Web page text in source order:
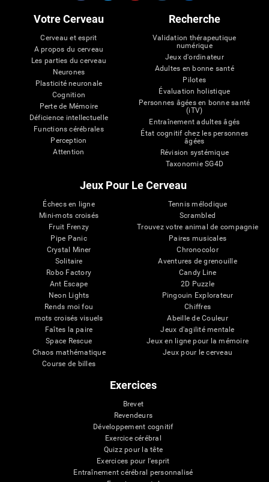
Votre Cerveau
Cerveau et esprit
A propos du cerveau
Les parties du cerveau
Neurones
Plasticité neuronale
Cognition
Perte de Mémoire
Déficience intellectuelle
Functions cérébrales
Perception
Attention
Recherche
Validation thérapeutique
numérique
Jeux d'ordinateur
Adultes en bonne santé
Pilotes
Évaluation holistique
Personnes âgées en bonne santé
(iTV)
Entraînement adultes âgés
État cognitif chez les personnes
âgées
Révision systémique
Taxonomie SG4D
Jeux Pour Le Cerveau
Échecs en ligne
Mini-mots croisés
Fruit Frenzy
Pipe Panic
Crystal Miner
Solitaire
Robo Factory
Ant Escape
Neon Lights
Rends moi fou
mots croisés visuels
Faîtes la paire
Space Rescue
Chaos mathématique
Course de billes
Tennis mélodique
Scrambled
Trouvez votre animal de compagnie
Paires musicales
Chronocolor
Aventures de grenouille
Candy Line
2D Puzzle
Pingouin Explorateur
Chiffres
Abeille de Couleur
Jeux d'agilité mentale
Jeux en ligne pour la mémoire
Jeux pour le cerveau
Exercices
Brevet
Revendeurs
Développement cognitif
Exercice cérébral
Quizz pour la tête
Exercices pour l'esprit
Entraînement cérébral personnalisé